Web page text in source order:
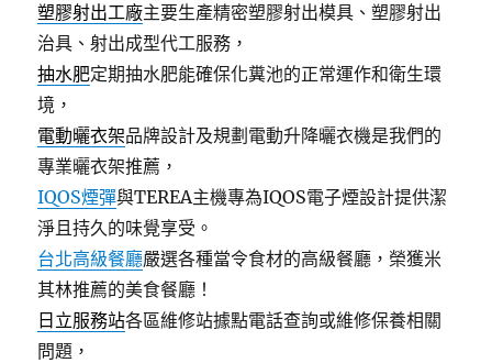
塑膠射出工廠主要生產精密塑膠射出模具、塑膠射出
治具、射出成型代工服務，
抽水肥定期抽水肥能確保化糞池的正常運作和衛生環
境，
電動曬衣架品牌設計及規劃電動升降曬衣機是我們的
專業曬衣架推薦，
IQOS煙彈與TEREA主機專為IQOS電子煙設計提供潔
淨且持久的味覺享受。
台北高級餐廳嚴選各種當令食材的高級餐廳，榮獲米
其林推薦的美食餐廳！
日立服務站各區維修站據點電話查詢或維修保養相關
問題，